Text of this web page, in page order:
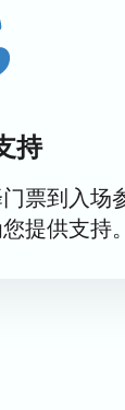
持
门票到入
提供支持。